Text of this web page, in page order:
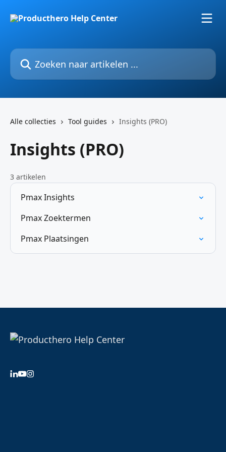
Zoeken naar artikelen ...
Alle collecties Tool guides Insights (PRO)
Insights (PRO)
3 artikelen
Pmax Insights
Pmax Zoektermen
Pmax Plaatsingen